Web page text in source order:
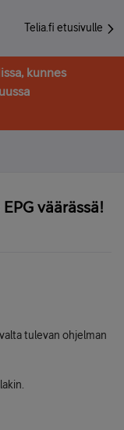
Telia.fi etusivulle
kunnes
väärässä!
tulevan ohjelman